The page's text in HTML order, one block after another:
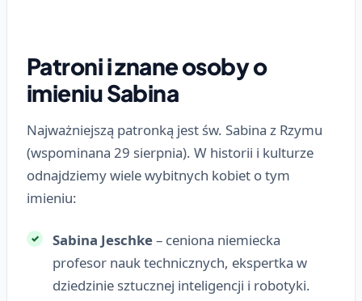
Patroni i znane osoby o
imieniu Sabina
Najważniejszą patronką jest św. Sabina z Rzymu
(wspominana 29 sierpnia). W historii i kulturze
odnajdziemy wiele wybitnych kobiet o tym
imieniu:
Sabina Jeschke– ceniona niemiecka
profesor nauk technicznych, ekspertka w
dziedzinie sztucznej inteligencji i robotyki.